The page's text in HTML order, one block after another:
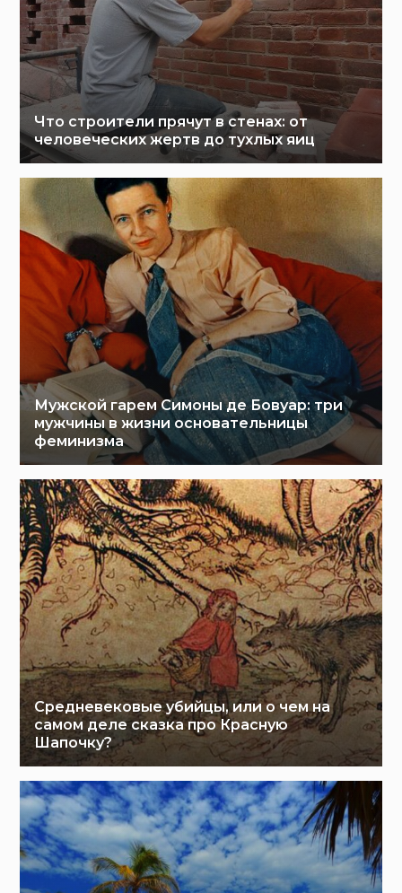
Что строители прячут в стенах: от
человеческих жертв до тухлых яиц
Мужской гарем Симоны де Бовуар: три
мужчины в жизни основательницы
феминизма
Средневековые убийцы, или о чем на
самом деле сказка про Красную
Шапочку?